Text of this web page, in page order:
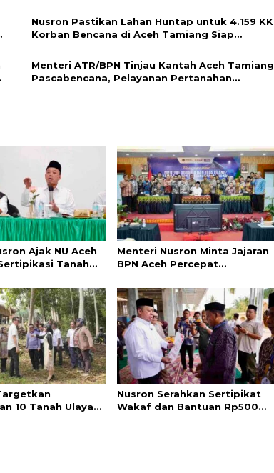
Nusron Pastikan Lahan Huntap untuk 4.159 KK
Korban Bencana di Aceh Tamiang Siap
Menteri ATR/BPN Tinjau Kantah Aceh Tamiang
Pascabencana, Pelayanan Pertanahan
Ajak NU Aceh
Tanah
Menteri Nusron Minta Jajaran
BPN Aceh Percepat
Pertanahan Berbasis
Kepuasan Masyarakat
10 Tanah Ulayat
Nusron Serahkan Sertipikat
Wakaf dan Bantuan Rp500